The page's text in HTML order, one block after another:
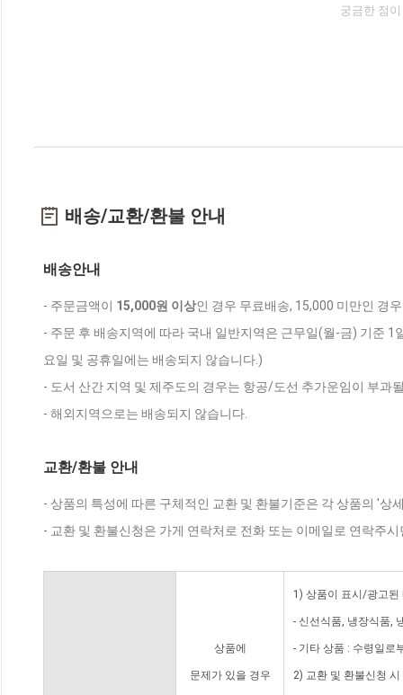
궁금한 점
배송/교환/환불 안내
배송안내
- 주문금액이 15,000원 이상인 경우 무료배송, 15,000 미만인 경
- 주문 후 배송지역에 따라 국내 일반지역은 근무일(월-금) 기준
요일 및 공휴일에는 배송되지 않습니다.)
- 도서 산간 지역 및 제주도의 경우는 항공/도선 추가운임이 부과
- 해외지역으로는 배송되지 않습니다.
교환/환불 안내
- 상품의 특성에 따른 구체적인 교환 및 환불기준은 각 상품의 '상
- 교환 및 환불신청은 가게 연락처로 전화 또는 이메일로 연락주
상품에
문제가 있을 경우
1) 상품이 표시/광고된
- 신선식품, 냉장식품,
- 기타 상품 : 수령일로
2) 교환 및 환불신청